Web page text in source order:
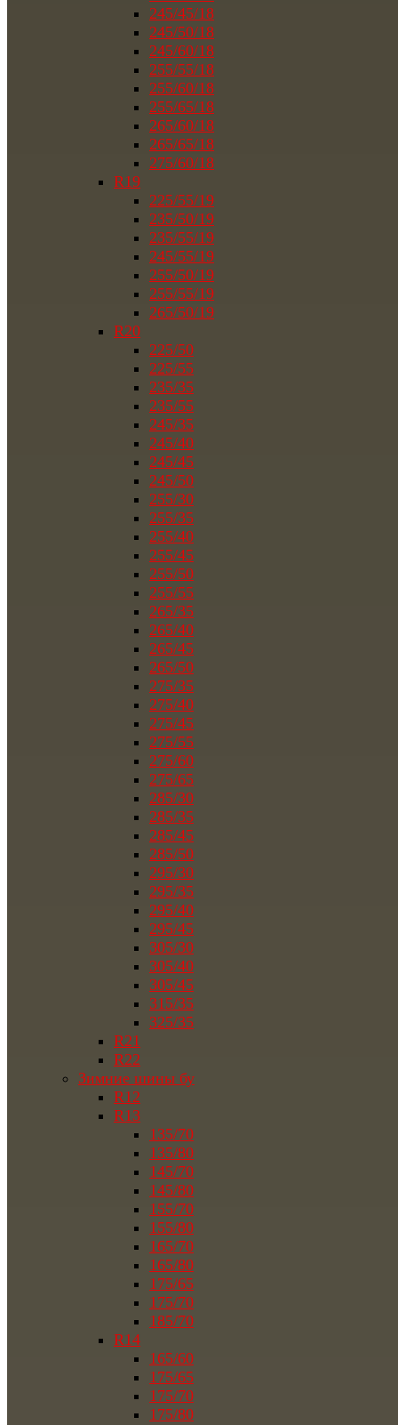
245/45/18
245/50/18
245/60/18
255/55/18
255/60/18
255/65/18
265/60/18
265/65/18
275/60/18
R19
225/55/19
235/50/19
235/55/19
245/55/19
255/50/19
255/55/19
265/50/19
R20
225/50
225/55
235/35
235/55
245/35
245/40
245/45
245/50
255/30
255/35
255/40
255/45
255/50
255/55
265/35
265/40
265/45
265/50
275/35
275/40
275/45
275/55
275/60
275/65
285/30
285/35
285/45
285/50
295/30
295/35
295/40
295/45
305/30
305/40
305/45
315/35
325/35
R21
R22
Зимние шины бу
R12
R13
135/70
135/80
145/70
145/80
155/70
155/80
165/70
165/80
175/65
175/70
185/70
R14
165/60
175/65
175/70
175/80